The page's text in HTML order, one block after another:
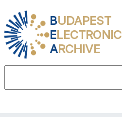
BUDAPEST
ELECTRONIC
ARCHIVE